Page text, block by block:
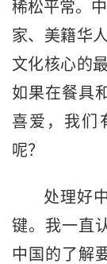
稀松平常。
家、美籍华
文化核心的
如果在餐具
喜爱，我们
呢？
处理好
键。我一直
中国的了解